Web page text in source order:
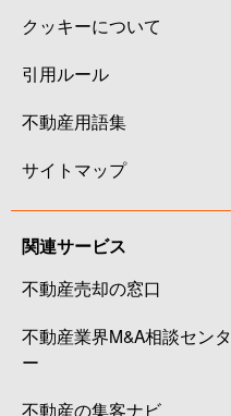
クッキーについて
引用ルール
不動産用語集
サイトマップ
関連サービス
不動産売却の窓口
不動産業界M&A相談センタ
ー
不動産の集客ナビ